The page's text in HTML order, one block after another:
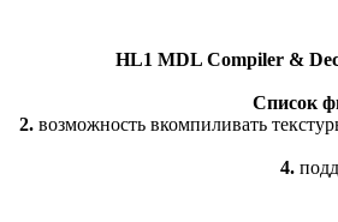
HL1 MDL Compiler &
Список
2.возможность вкомпиливать
4.